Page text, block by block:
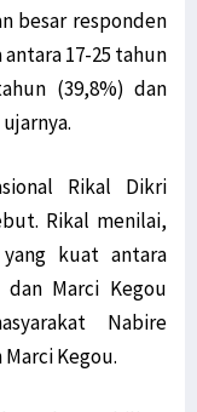
besar responden
17-25 tahun
(39,8%) dan
Rikal Dikri
Rikal menilai,
kuat antara
Marci Kegou
Nabire
Kegou.